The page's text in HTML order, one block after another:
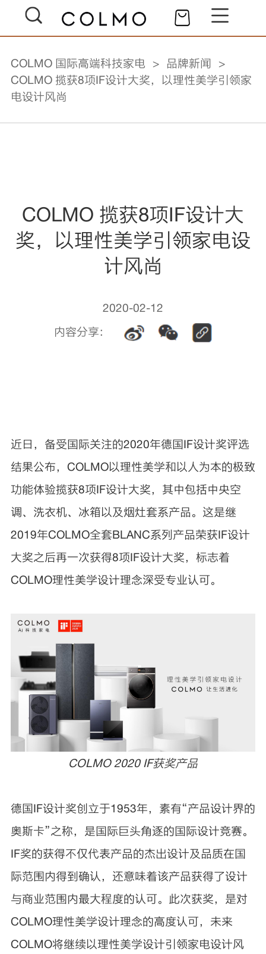
COLMO 国际高端科技家电
品牌新闻
COLMO 揽获8项IF设计大奖，以理性美学引领家
电设计风尚
COLMO 揽获8项IF设计大
奖，以理性美学引领家电设
计风尚
2020-02-12
内容分享：
近日，备受国际关注的2020年德国IF设计奖评选
结果公布，COLMO以理性美学和以人为本的极致
功能体验揽获8项IF设计大奖，其中包括中央空
调、洗衣机、冰箱以及烟灶套系产品。这是继
2019年COLMO全套BLANC系列产品荣获IF设计
大奖之后再一次获得8项IF设计大奖，标志着
COLMO理性美学设计理念深受专业认可。
COLMO 2020 IF获奖产品
德国IF设计奖创立于1953年，素有“产品设计界的
奥斯卡”之称，是国际巨头角逐的国际设计竞赛。
IF奖的获得不仅代表产品的杰出设计及品质在国
际范围内得到确认，还意味着该产品获得了设计
与商业范围内最大程度的认可。此次获奖，是对
COLMO理性美学设计理念的高度认可，未来
COLMO将继续以理性美学设计引领家电设计风